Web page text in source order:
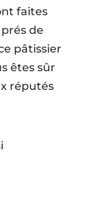
faites
de
pâtissier
êtes sûr
réputés